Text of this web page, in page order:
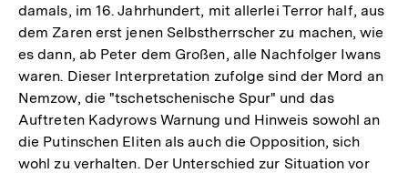
damals, im 16. Jahrhundert, mit allerlei Terror half, aus
dem Zaren erst jenen Selbstherrscher zu machen, wie
es dann, ab Peter dem Großen, alle Nachfolger Iwans
waren. Dieser Interpretation zufolge sind der Mord an
Nemzow, die "tschetschenische Spur" und das
Auftreten Kadyrows Warnung und Hinweis sowohl an
die Putinschen Eliten als auch die Opposition, sich
wohl zu verhalten. Der Unterschied zur Situation vor